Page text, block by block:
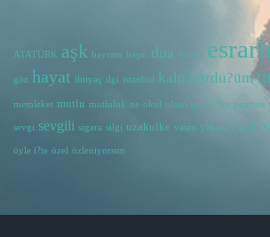
ATATÜRK aşk bayram başın dua dünya
göz hayat ihtiyaç ilgi istanbul kalp kördü?üm
memleket mutlu mutluluk ne okul olsun payla??m pencere
sevgi sevgili sigara silgi uzakulke vatan yalan yürek
öyle i?te özel özleniyorsun